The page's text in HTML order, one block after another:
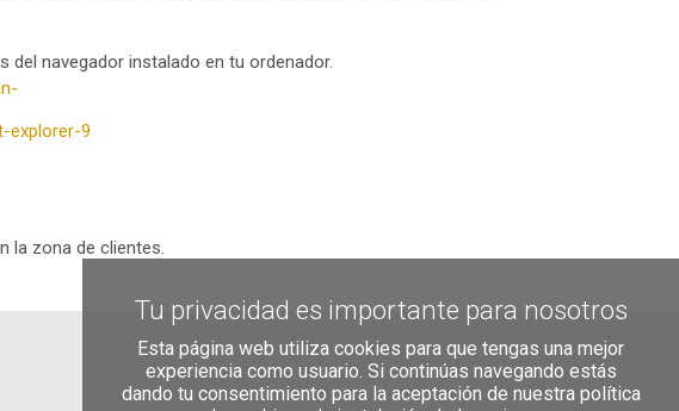
navegador instalado en tu ordenador.
explorer-9
la zona de clientes.
Tu privacidad es importante para nosotros
Esta página web utiliza cookies para que tengas una mejor
experiencia como usuario. Si continúas navegando estás
dando tu consentimiento para la aceptación de nuestra política